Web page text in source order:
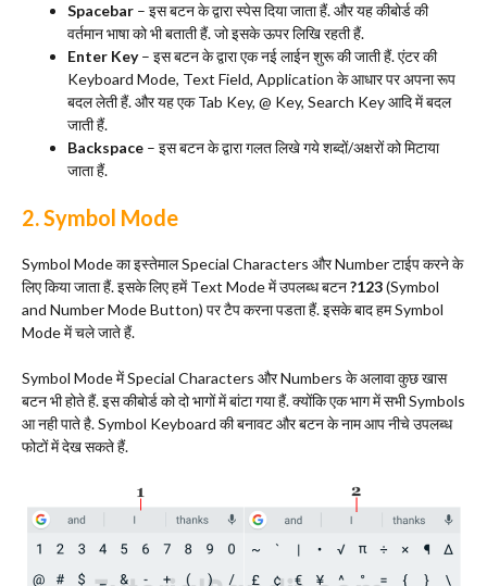
Spacebar – इस बटन के द्वारा स्पेस दिया जाता हैं. और यह कीबोर्ड की
वर्तमान भाषा को भी बताती हैं. जो इसके ऊपर लिखि रहती हैं.
Enter Key– इस बटन के द्वारा एक नई लाईन शुरू की जाती हैं. एंटर की
Keyboard Mode, Text Field, Application के आधार पर अपना रूप
बदल लेती हैं. और यह एक Tab Key, @ Key, Search Key आदि में बदल
जाती हैं.
Backspace – इस बटन के द्वारा गलत लिखे गये शब्दों/अक्षरों को मिटाया
जाता हैं.
2. Symbol Mode
Symbol Mode का इस्तेमाल Special Characters और Number टाईप करने के
लिए किया जाता हैं. इसके लिए हमें Text Mode में उपलब्ध बटन?123(Symbol
and Number Mode Button) पर टैप करना पडता हैं. इसके बाद हम Symbol
Mode में चले जाते हैं.
Symbol Mode में Special Characters और Numbers के अलावा कुछ खास
बटन भी होते हैं. इस कीबोर्ड को दो भागों में बांटा गया हैं. क्योंकि एक भाग में सभी Symbols
आ नही पाते है. Symbol Keyboard की बनावट और बटन के नाम आप नीचे उपलब्ध
फोटों में देख सकते हैं.